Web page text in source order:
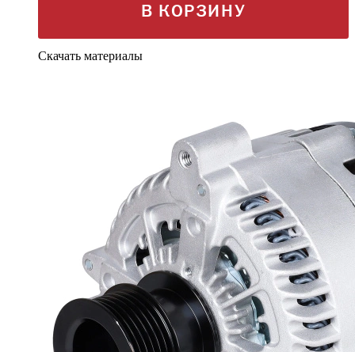
В КОРЗИНУ
Скачать материалы